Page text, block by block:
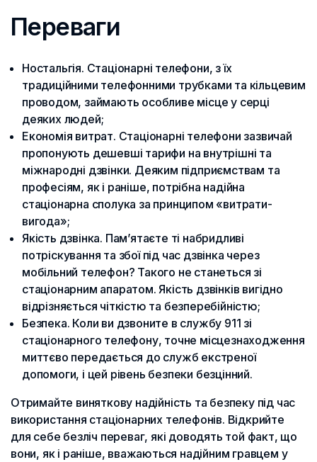
Переваги
Ностальгія. Стаціонарні телефони, з їх
традиційними телефонними трубками та кільцевим
проводом, займають особливе місце у серці
деяких людей;
Економія витрат. Стаціонарні телефони зазвичай
пропонують дешевші тарифи на внутрішні та
міжнародні дзвінки. Деяким підприємствам та
професіям, як і раніше, потрібна надійна
стаціонарна сполука за принципом «витрати-
вигода»;
Якість дзвінка. Пам’ятаєте ті набридливі
потріскування та збої під час дзвінка через
мобільний телефон? Такого не станеться зі
стаціонарним апаратом. Якість дзвінків вигідно
відрізняється чіткістю та безперебійністю;
Безпека. Коли ви дзвоните в службу 911 зі
стаціонарного телефону, точне місцезнаходження
миттєво передається до служб екстреної
допомоги, і цей рівень безпеки безцінний.
Отримайте виняткову надійність та безпеку під час
використання стаціонарних телефонів. Відкрийте
для себе безліч переваг, які доводять той факт, що
вони, як і раніше, вважаються надійним гравцем у